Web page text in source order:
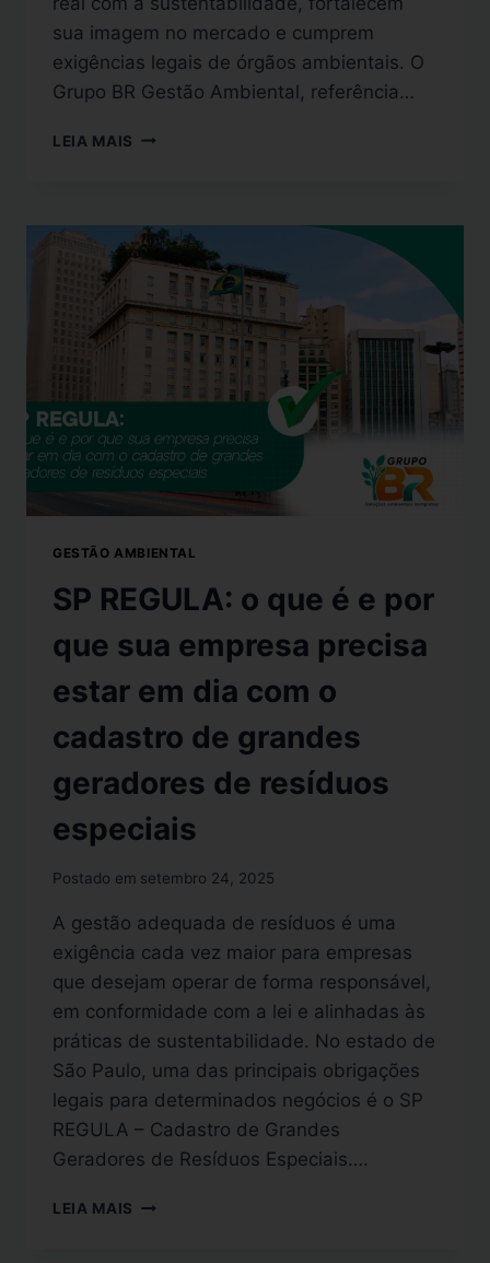
sua imagem no mercado e cumprem
exigências legais de órgãos ambientais. O
Grupo BR Gestão Ambiental, referência…
LEIA MAIS
GESTÃO AMBIENTAL
SP REGULA: o que é e por
que sua empresa precisa
estar em dia com o
cadastro de grandes
geradores de resíduos
especiais
Postado em setembro 24, 2025
A gestão adequada de resíduos é uma
exigência cada vez maior para empresas
que desejam operar de forma responsável,
em conformidade com a lei e alinhadas às
práticas de sustentabilidade. No estado de
São Paulo, uma das principais obrigações
legais para determinados negócios é o SP
REGULA – Cadastro de Grandes
Geradores de Resíduos Especiais….
LEIA MAIS